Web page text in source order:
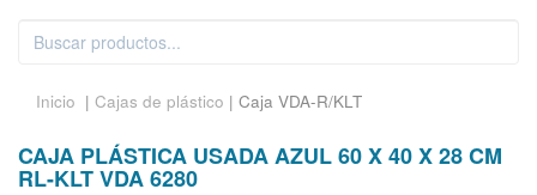
Inicio | Cajas de plástico | Caja VDA-R/KLT
CAJA PLÁSTICA USADA AZUL 60 X 40 X 28 CM
RL-KLT VDA 6280